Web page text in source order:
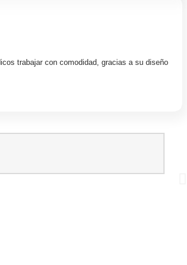
trabajar con comodidad, gracias a su diseño